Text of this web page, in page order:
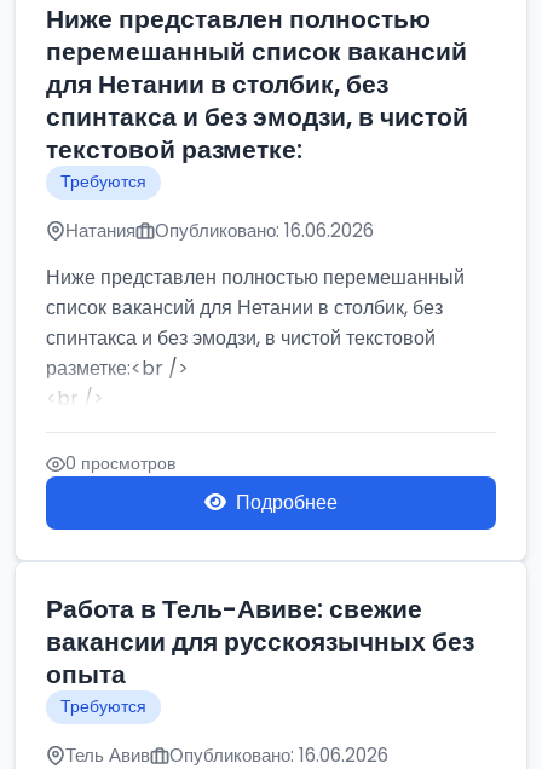
Ниже представлен полностью
перемешанный список вакансий
для Нетании в столбик, без
спинтакса и без эмодзи, в чистой
текстовой разметке:
Требуются
Натания Опубликовано: 16.06.2026
Ниже представлен полностью перемешанный
список вакансий для Нетании в столбик, без
спинтакса и без эмодзи, в чистой текстовой
разметке:<br />
<br />
Работа в Нетании на мебельном производстве:
требу...
0 просмотров
Подробнее
Работа в Тель-Авиве: свежие
вакансии для русскоязычных без
опыта
Требуются
Тель Авив Опубликовано: 16.06.2026